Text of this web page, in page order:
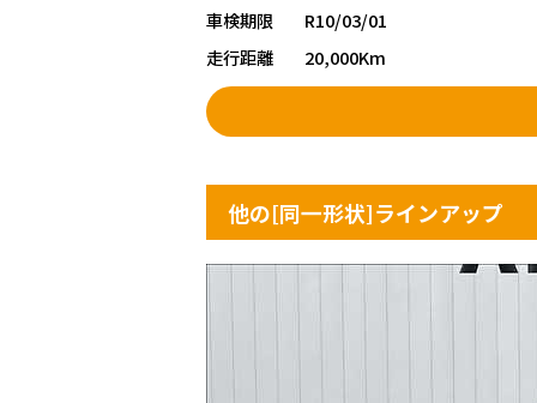
車検期限
R10/03/01
走行距離
20,000Km
他の[同一形状]ラインアップ